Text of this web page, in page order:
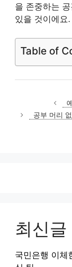
을 존중하는
있을 것이에요.
Table of
공부 머리
최신글
국민은행 이체